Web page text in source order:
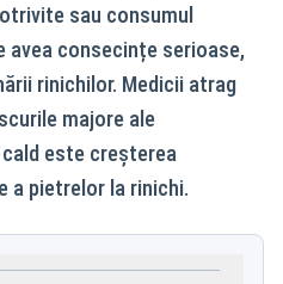
sau consumul
avea consecințe serioase,
rinichilor. Medicii atrag
majore ale
este creșterea
a pietrelor la rinichi.